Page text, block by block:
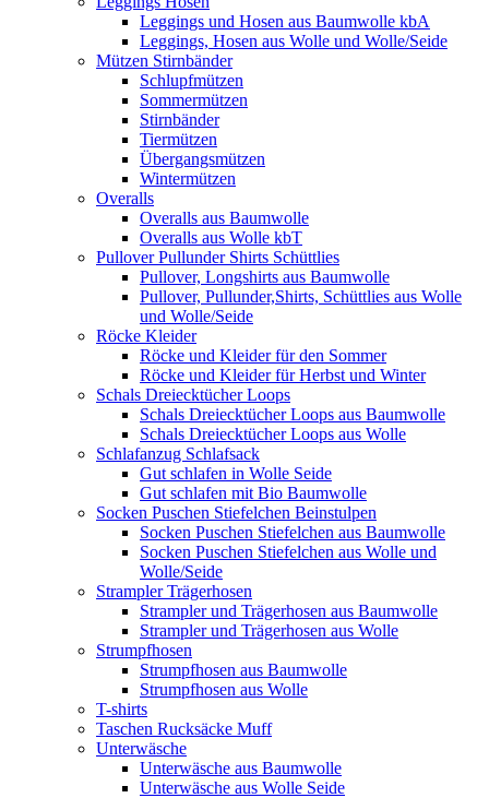
Leggings und Hosen aus Baumwolle kbA
Leggings, Hosen aus Wolle und Wolle/Seide
Mützen Stirnbänder
Schlupfmützen
Sommermützen
Stirnbänder
Tiermützen
Übergangsmützen
Wintermützen
Overalls
Overalls aus Baumwolle
Overalls aus Wolle kbT
Pullover Pullunder Shirts Schüttlies
Pullover, Longshirts aus Baumwolle
Pullover, Pullunder,Shirts, Schüttlies aus Wolle
und Wolle/Seide
Röcke Kleider
Röcke und Kleider für den Sommer
Röcke und Kleider für Herbst und Winter
Schals Dreiecktücher Loops
Schals Dreiecktücher Loops aus Baumwolle
Schals Dreiecktücher Loops aus Wolle
Schlafanzug Schlafsack
Gut schlafen in Wolle Seide
Gut schlafen mit Bio Baumwolle
Socken Puschen Stiefelchen Beinstulpen
Socken Puschen Stiefelchen aus Baumwolle
Socken Puschen Stiefelchen aus Wolle und
Wolle/Seide
Strampler Trägerhosen
Strampler und Trägerhosen aus Baumwolle
Strampler und Trägerhosen aus Wolle
Strumpfhosen
Strumpfhosen aus Baumwolle
Strumpfhosen aus Wolle
T-shirts
Taschen Rucksäcke Muff
Unterwäsche
Unterwäsche aus Baumwolle
Unterwäsche aus Wolle Seide